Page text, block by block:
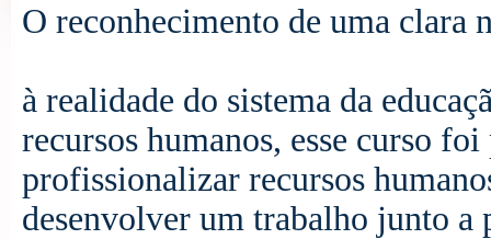
O reconhecimento de uma clara
à realidade do sistema da
recursos humanos, esse curso
profissionalizar recursos
desenvolver um trabalho junto a